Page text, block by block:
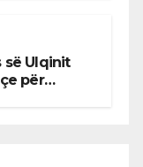
së Ulqinit
për